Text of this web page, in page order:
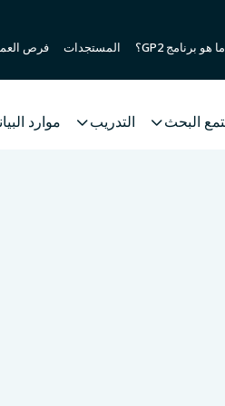
ما هو برنامج GP2؟ المستجدات فرص
البحث التدريب موارد